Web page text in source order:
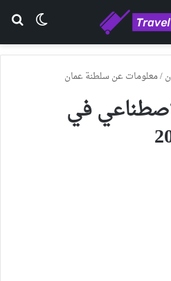
/معلومات عن سلطنة عمان
في